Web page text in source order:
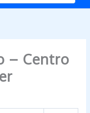
– Centro